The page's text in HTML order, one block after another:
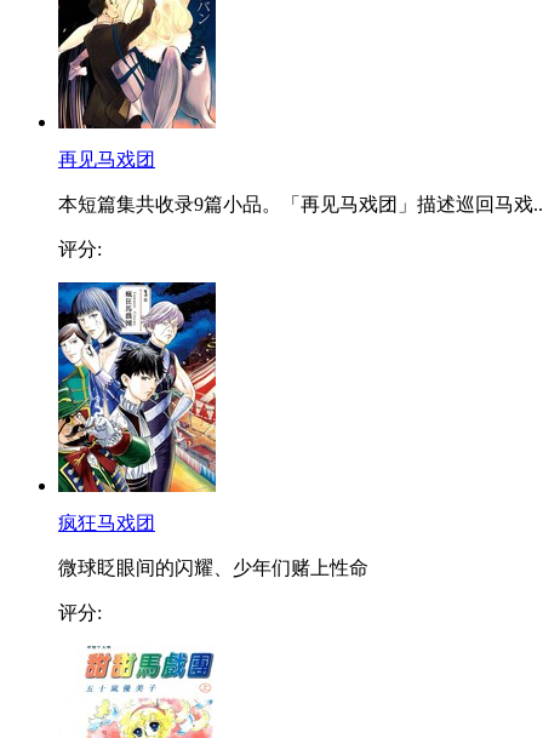
再见马戏团
本短篇集共收录9篇小品。「再见马戏团」描述巡回马戏
评分:
疯狂马戏团
微球眨眼间的闪耀、少年们赌上性命
评分: